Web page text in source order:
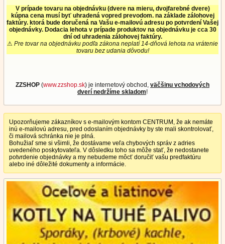
Upozorňujeme zákazníkov s e-mailovým kontom CENTRUM, že ak nemáte
inú e-mailovú adresu, pred odoslaním objednávky by ste mali skontrolovať,
či mailová schránka nie je plná.
Bohužiaľ sme si všimli, že dostávame veľa chybových správ z adries
uvedeného poskytovateľa. V dôsledku toho sa môže stať, že nedostanete
potvrdenie objednávky a my nebudeme môcť doručiť vašu predfaktúru
alebo iné dôležité dokumenty a informácie.
V prípade tovaru na objednávku (dvere na mieru, dvojfarebné dvere)
kúpna cena musí byť uhradená vopred prevodom. na základe zálohovej
faktúry. ktorá bude doručená na Vašu e-mailovú adresu po potvrdení Vašej
objednávky. Dodacia lehota v prípade produktov na objednávku je cca 30
dní od uhradenia zálohovej faktúry.
⚠ Pre tovar na objednávku podľa zákona neplatí 14-dňová lehota na vrátenie
tovaru bez udania dôvodu!
ZZSHOP (www.zzshop.sk) je internetový obchod, väčšinu vchodových
dverí nedržíme skladom!